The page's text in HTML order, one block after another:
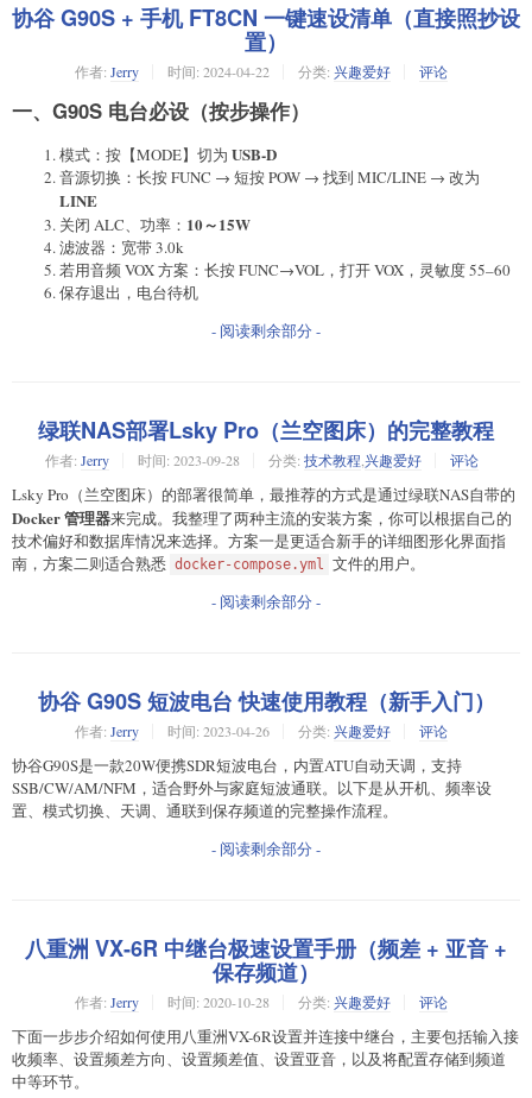
协谷 G90S + 手机 FT8CN 一键速设清单（直接照抄设
置）
作者: Jerry 时间: 2024-04-22 分类: 兴趣爱好 评论
一、G90S 电台必设（按步操作）
模式：按【MODE】切为 USB-D
音源切换：长按 FUNC → 短按 POW → 找到 MIC/LINE → 改为
LINE
关闭 ALC、功率： 10～15W
滤波器：宽带 3.0k
若用音频 VOX 方案：长按 FUNC→VOL，打开 VOX，灵敏度 55–60
保存退出，电台待机
- 阅读剩余部分 -
绿联NAS部署Lsky Pro（兰空图床）的完整教程
作者: Jerry 时间: 2023-09-28 分类: 技术教程 兴趣爱好 评论
Lsky Pro（兰空图床）的部署很简单，最推荐的方式是通过绿联NAS自带的
Docker 管理器来完成。我整理了两种主流的安装方案，你可以根据自己的
技术偏好和数据库情况来选择。方案一是更适合新手的详细图形化界面指
南，方案二则适合熟悉 docker-compose.yml
文件的用户。
- 阅读剩余部分 -
协谷 G90S 短波电台 快速使用教程（新手入门）
作者: Jerry 时间: 2023-04-26 分类: 兴趣爱好 评论
协谷G90S是一款20W便携SDR短波电台，内置ATU自动天调，支持
SSB/CW/AM/NFM，适合野外与家庭短波通联。以下是从开机、频率设
置、模式切换、天调、通联到保存频道的完整操作流程。
- 阅读剩余部分 -
八重洲 VX-6R 中继台极速设置手册（频差 + 亚音 +
保存频道）
作者: Jerry 时间: 2020-10-28 分类: 兴趣爱好 评论
下面一步步介绍如何使用八重洲VX-6R设置并连接中继台，主要包括输入接
收频率、设置频差方向、设置频差值、设置亚音，以及将配置存储到频道
中等环节。